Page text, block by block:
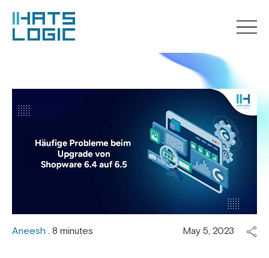
Aneesh . 8 minutes May 5, 2023